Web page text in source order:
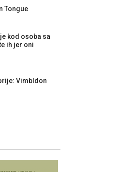
Tongue
kod osoba sa
ih jer oni
Vimbldon